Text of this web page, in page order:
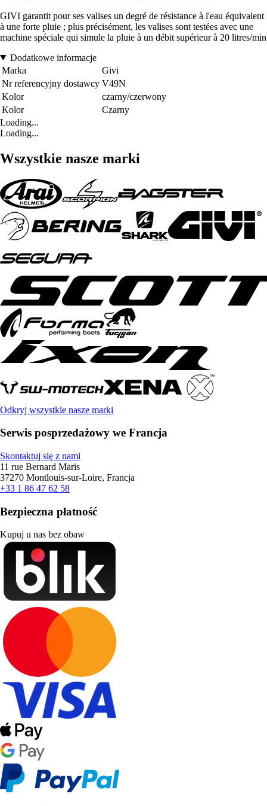
GIVI garantit pour ses valises un degré de résistance à l'eau équivalent
à une forte pluie ; plus précisément, les valises sont testées avec une
machine spéciale qui simule la pluie à un débit supérieur à 20 litres/min
Dodatkowe informacje
Marka
Givi
Nr referencyjny dostawcy V49N
Kolor
czarny/czerwony
Kolor
Czarny
Loading...
Loading...
Wszystkie nasze marki
Odkryj wszystkie nasze marki
Serwis posprzedażowy we Francja
Skontaktuj się z nami
11 rue Bernard Maris
37270 Montlouis-sur-Loire, Francja
+33 1 86 47 62 58
Bezpieczna płatność
Kupuj u nas bez obaw